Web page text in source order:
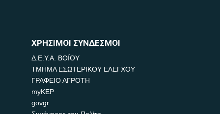
ΧΡΗΣΙΜΟΙ ΣΥΝΔΕΣΜΟΙ
Δ.Ε.Υ.Α. ΒΟΪΟΥ
ΤΜΗΜΑ ΕΣΩΤΕΡΙΚΟΥ ΕΛΕΓΧΟΥ
ΓΡΑΦΕΙΟ ΑΓΡΟΤΗ
myKEP
govgr